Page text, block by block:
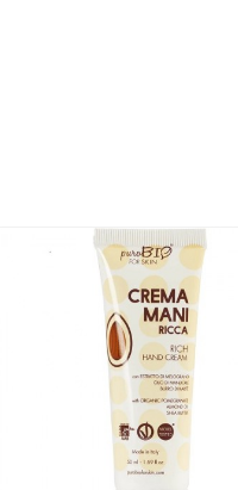
SPRAWDŹ KOLOR (CIENIE